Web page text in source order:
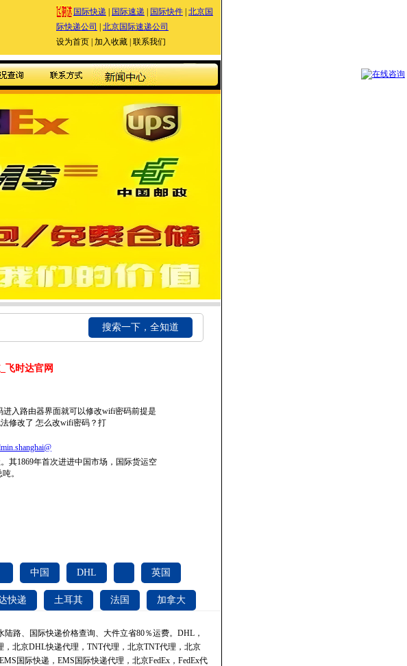
国际快递 国际速递 国际快件 北京国
际快递公司
北京国际速递公司
设为首页 加入收藏 联系我们
搜索一下，全知道
飞时达官网
进入路由器界面就可以修改wifi密码前提是
修改了 怎么改wifi密码？打
其1869年首次进进中国市场，国际货运空
。
中国 DHL 英国
快递 土耳其 法国 加拿大
路、 国际快递价格查询、大件立省80％运费。 DHL ，
北京DHL快递代理，TNT代理，北京TNT代理，北京
国际快递，EMS国际快递代理，北京FedEx，FedEx代